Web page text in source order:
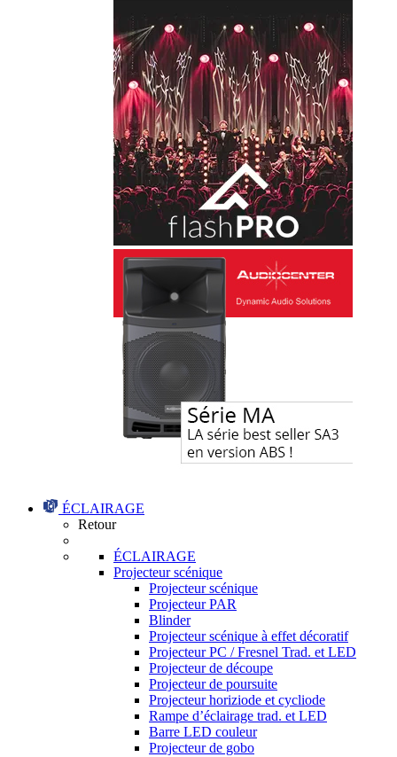
ÉCLAIRAGE
Retour
ÉCLAIRAGE
Projecteur scénique
Projecteur scénique
Projecteur PAR
Blinder
Projecteur scénique à effet décoratif
Projecteur PC / Fresnel Trad. et LED
Projecteur de découpe
Projecteur de poursuite
Projecteur horiziode et cycliode
Rampe d’éclairage trad. et LED
Barre LED couleur
Projecteur de gobo